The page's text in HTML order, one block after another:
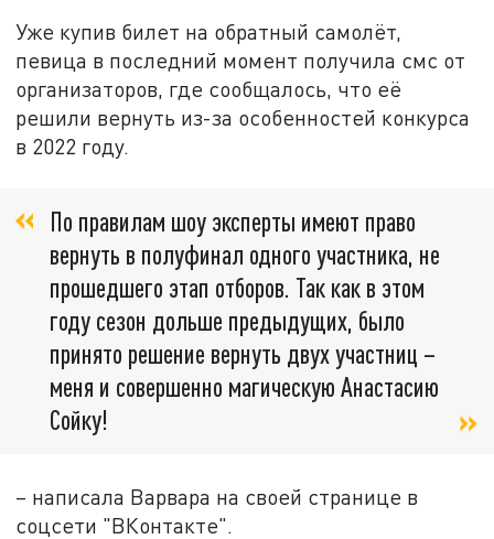
Уже купив билет на обратный самолёт,
певица в последний момент получила смс от
организаторов, где сообщалось, что её
решили вернуть из-за особенностей конкурса
в 2022 году.
По правилам шоу эксперты имеют право
вернуть в полуфинал одного участника, не
прошедшего этап отборов. Так как в этом
году сезон дольше предыдущих, было
принято решение вернуть двух участниц –
меня и совершенно магическую Анастасию
Сойку!
– написала Варвара на своей странице в
соцсети "ВКонтакте".